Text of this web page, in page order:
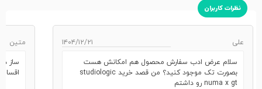
نظرات کاربران
علی ۱۴۰۴/۱۲/۲۱
سلام عرض ادب سفارش محصول هم امکانش هست
بصورت تک موجود کنید؟ من قصد خرید studiologic
numa x gt رو داشتم
متین
ساز